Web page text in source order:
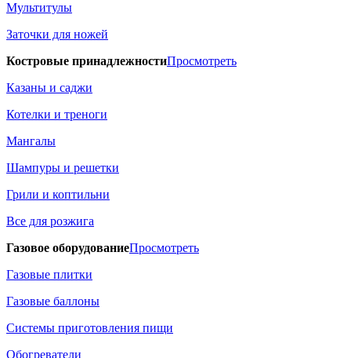
Мультитулы
Заточки для ножей
Костровые принадлежностиПросмотреть
Казаны и саджи
Котелки и треноги
Мангалы
Шампуры и решетки
Грили и коптильни
Все для розжига
Газовое оборудованиеПросмотреть
Газовые плитки
Газовые баллоны
Системы приготовления пищи
Обогреватели